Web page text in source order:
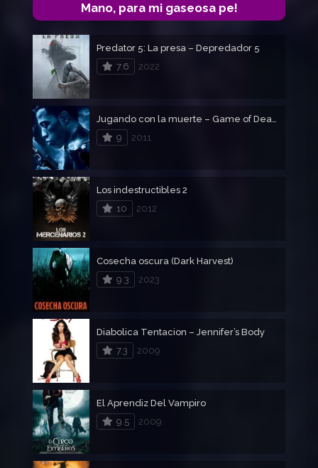
Mano, para mi gaseosa pe!
Predator 5: La presa – Depredador 5
7.6
2022
Jugando con la muerte – Game of Death
9
2011
Los indestructibles 2
10
2012
Cosecha oscura (Dark Harvest)
9.3
2023
Diabolica Tentacion – Jennifer’s Body
7.3
2009
El Aprendiz Del Vampiro
9.5
2009